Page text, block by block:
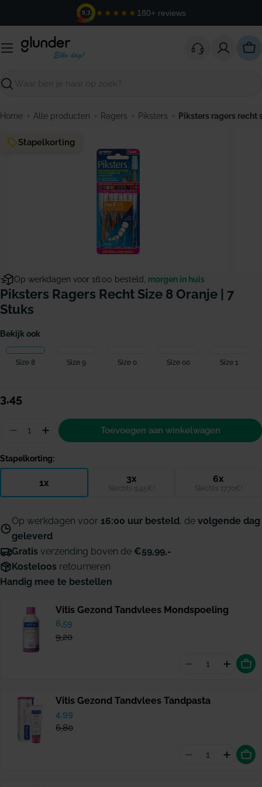
inhoud
9,3 ★★★★★ 180+ reviews
Zoeken
Home › Alle producten › Ragers › Piksters › Piksters ragers recht
Stapelkorting
Open media 0 in modaal venster
Op werkdagen voor 16:00 besteld, morgen in huis
Piksters Ragers Recht Size 8 Oranje | 7
Stuks
Bekijk ook
Size 8 Size 9 Size 0 Size 00 Size 1
Normale
3,45
Hoeveelheid
Aantal verminderen voor Piksters ragers recht
Hoeveelheid verhogen voor Piksters
Toevoegen aan winkelwagen
Stapelkorting:
1x 3x
Slechts 9.45€!
6x
Slechts 17.70€!
Op werkdagen voor 16:00 uur besteld, de volgende dag
geleverd
Gratis verzending boven de €59,99,-
Kosteloos retourneren
Handig mee te bestellen
Vitis Gezond Tandvlees Mondspoeling
Verkoopprijs
6,59
Normale
prijs
9,20
Aantal
Vitis Gezond Tandvlees Tandpasta
Verkoopprijs
4,99
Normale
prijs
6,80
Aantal